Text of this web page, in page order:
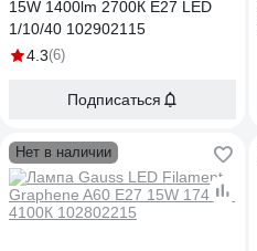
15W 1400lm 2700К Е27 LED
1/10/40 102902115
4.3(6)
Подписаться
Нет в наличии